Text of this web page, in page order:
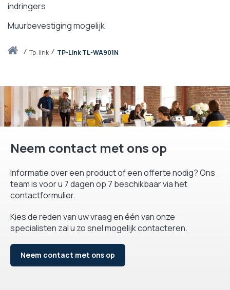
Thuistp-link TP-Link TL-WA901N
indringers
Muurbevestiging mogelijk
Neem contact met ons op
Informatie over een product of een offerte nodig? Ons
team is voor u 7 dagen op 7 beschikbaar via het
contactformulier.
Kies de reden van uw vraag en één van onze
specialisten zal u zo snel mogelijk contacteren.
Neem contact met ons op